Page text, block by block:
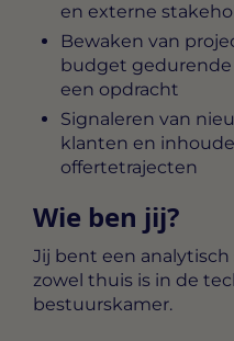
en externe
Bewaken van
budget
een opdracht
Signaleren van
klanten en
offertetrajecten
Wie ben jij?
Jij bent een
zowel thuis is in de
bestuurskamer.